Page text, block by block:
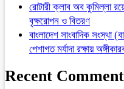
রোটারী ক্লাব অব কুমিল্লা
বৃক্ষরোপন ও বিতরণ
বাংলাদেশ সাংবাদিক সংস্থা
পেশাগত মর্যাদা রক্ষায়
Recent